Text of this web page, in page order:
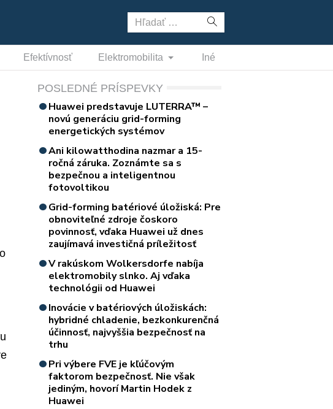
Hľadať:
Efektívnosť Elektromobilita Iné
POSLEDNÉ PRÍSPEVKY
Huawei predstavuje LUTERRA™ –
novú generáciu grid-forming
energetických systémov
Ani kilowatthodina nazmar a 15-
ročná záruka. Zoznámte sa s
bezpečnou a inteligentnou
fotovoltikou
Grid-forming batériové úložiská: Pre
obnoviteľné zdroje čoskoro
povinnosť, vďaka Huawei už dnes
zaujímavá investičná príležitosť
V rakúskom Wolkersdorfe nabíja
elektromobily slnko. Aj vďaka
technológii od Huawei
Inovácie v batériových úložiskách:
hybridné chladenie, bezkonkurenčná
účinnosť, najvyššia bezpečnosť na
trhu
Pri výbere FVE je kľúčovým
faktorom bezpečnosť. Nie však
jediným, hovorí Martin Hodek z
Huawei